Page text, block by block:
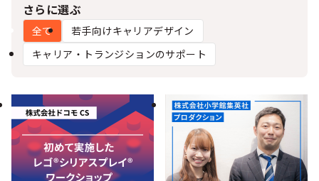
さらに選ぶ
全て
若手向けキャリアデザイン
キャリア・トランジションのサポート